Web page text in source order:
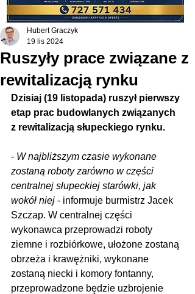
Ruszyły prace związane z
rewitalizacją rynku
Hubert Graczyk
19 lis 2024
Dzisiaj (19 listopada) ruszył pierwszy
etap prac budowlanych związanych
z rewitalizacją słupeckiego rynku.
- W najbliższym czasie wykonane
zostaną roboty zarówno w części
centralnej słupeckiej starówki, jak
wokół niej - informuje burmistrz Jacek
Szczap. W centralnej części
wykonawca przeprowadzi roboty
ziemne i rozbiórkowe, ułożone zostaną
obrzeża i krawężniki, wykonane
zostaną niecki i komory fontanny,
przeprowadzone będzie uzbrojenie